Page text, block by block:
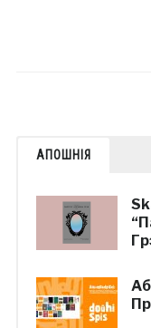
АПОШНІЯ